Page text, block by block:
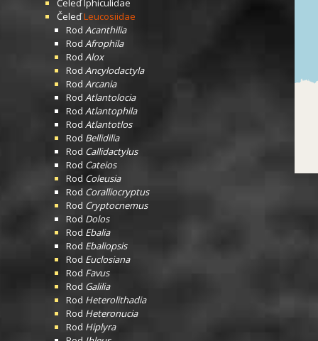
ČeleďIphiculidae
ČeleďLeucosiidae
Rod Acanthilia
Rod Afrophila
Rod Alox
Rod Ancylodactyla
Rod Arcania
Rod Atlantolocia
Rod Atlantophila
Rod Atlantotlos
Rod Bellidilia
Rod Callidactylus
Rod Cateios
Rod Coleusia
Rod Coralliocryptus
Rod Cryptocnemus
Rod Dolos
Rod Ebalia
Rod Ebaliopsis
Rod Euclosiana
Rod Favus
Rod Galilia
Rod Heterolithadia
Rod Heteronucia
Rod Hiplyra